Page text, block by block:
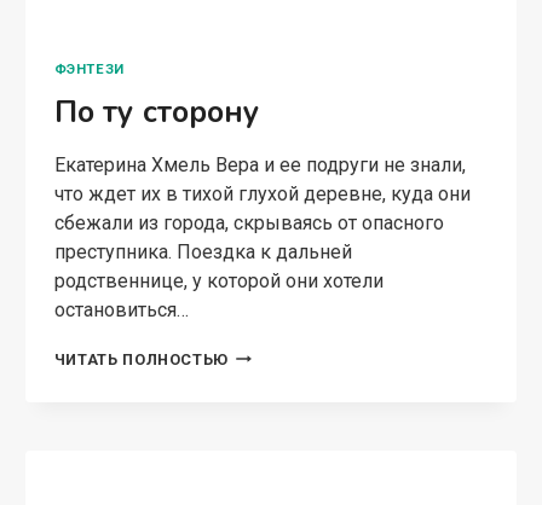
ФЭНТЕЗИ
По ту сторону
Екатерина Хмель Вера и ее подруги не знали,
что ждет их в тихой глухой деревне, куда они
сбежали из города, скрываясь от опасного
преступника. Поездка к дальней
родственнице, у которой они хотели
остановиться…
ЧИТАТЬ ПОЛНОСТЬЮ ПО